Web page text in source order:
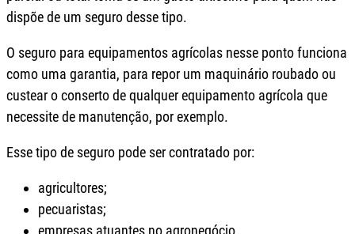
dispõe de um seguro desse tipo.
O seguro para equipamentos agrícolas nesse ponto funciona
como uma garantia, para repor um maquinário roubado ou
custear o conserto de qualquer equipamento agrícola que
necessite de manutenção, por exemplo.
Esse tipo de seguro pode ser contratado por:
agricultores;
pecuaristas;
empresas atuantes no agronegócio.